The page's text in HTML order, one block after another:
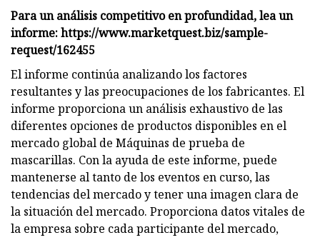
Para un análisis competitivo en profundidad, lea un
informe: https://www.marketquest.biz/sample-
request/162455
El informe continúa analizando los factores
resultantes y las preocupaciones de los fabricantes. El
informe proporciona un análisis exhaustivo de las
diferentes opciones de productos disponibles en el
mercado global de Máquinas de prueba de
mascarillas. Con la ayuda de este informe, puede
mantenerse al tanto de los eventos en curso, las
tendencias del mercado y tener una imagen clara de
la situación del mercado. Proporciona datos vitales de
la empresa sobre cada participante del mercado,